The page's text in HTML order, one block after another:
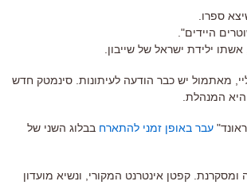
ספרו.
היידים".
ילידת ישראל של שייבון.
מאתמול יש כבר הודעה לעיתונות. סינמטק חדש
היא המנהלת.
עבר באופן זמני להתארח בבלוג השני של
קפטן אינטרנט המקורי, ונשיא מועדון